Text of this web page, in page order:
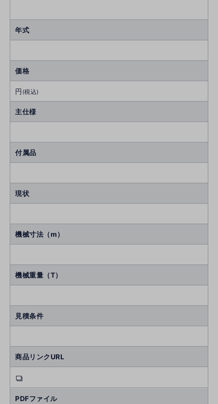
年式
価格
円 (税込)
主仕様
付属品
現状
機械寸法（m）
機械重量（T）
見積条件
商品リンクURL
PDFファイル